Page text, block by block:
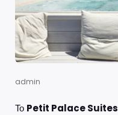
admin
Το Petit Palace Suites